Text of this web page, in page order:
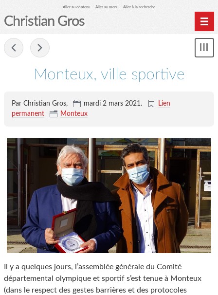
Aller au contenu Aller au menu Aller à la recherche
Christian Gros
Monteux, ville sportive
Par Christian Gros, mardi 2 mars 2021.
Lien
permanent
Monteux
Il y a quelques jours, l’assemblée générale du Comité
départemental olympique et sportif s’est tenue à Monteux
(dans le respect des gestes barrières et des protocoles